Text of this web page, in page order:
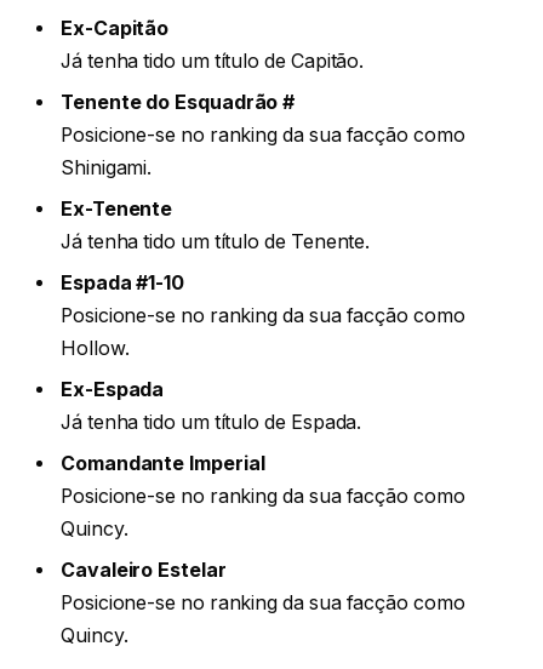
Ex-Capitão
Já tenha tido um título de Capitão.
Tenente do Esquadrão #
Posicione-se no ranking da sua facção como
Shinigami.
Ex-Tenente
Já tenha tido um título de Tenente.
Espada #1-10
Posicione-se no ranking da sua facção como
Hollow.
Ex-Espada
Já tenha tido um título de Espada.
Comandante Imperial
Posicione-se no ranking da sua facção como
Quincy.
Cavaleiro Estelar
Posicione-se no ranking da sua facção como
Quincy.